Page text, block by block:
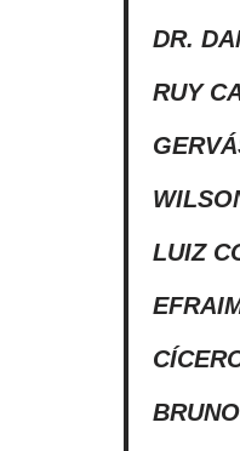
DR.
RUY
LUIZ